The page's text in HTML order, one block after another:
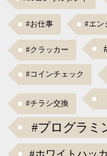
#お仕事 #エン
#クラッカー
#コインチェック
#チラシ交換
#プログラミ
#ホワイトハッ